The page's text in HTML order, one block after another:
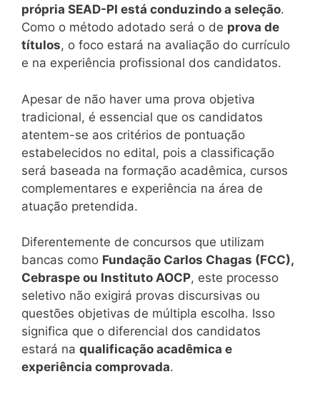
própria SEAD-PI está conduzindo a seleção.
Como o método adotado será o de prova de
títulos, o foco estará na avaliação do currículo
e na experiência profissional dos candidatos.
Apesar de não haver uma prova objetiva
tradicional, é essencial que os candidatos
atentem-se aos critérios de pontuação
estabelecidos no edital, pois a classificação
será baseada na formação acadêmica, cursos
complementares e experiência na área de
atuação pretendida.
Diferentemente de concursos que utilizam
bancas como Fundação Carlos Chagas (FCC),
Cebraspe ou Instituto AOCP, este processo
seletivo não exigirá provas discursivas ou
questões objetivas de múltipla escolha. Isso
significa que o diferencial dos candidatos
estará na qualificação acadêmica e
experiência comprovada.